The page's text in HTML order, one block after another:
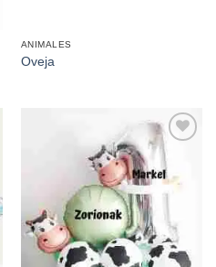
ANIMALES
Oveja
Añadir
a la
lista de
deseos